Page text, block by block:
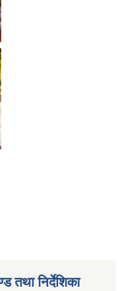
तथा निर्देशिका